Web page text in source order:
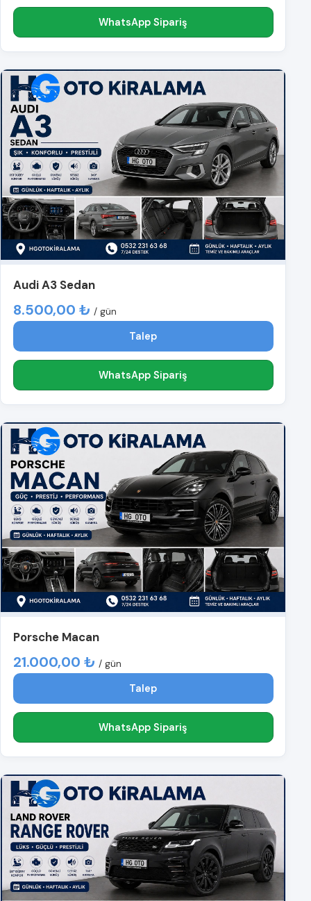
WhatsApp Sipariş
Audi A3 Sedan
8.500,00 ₺ / gün
Talep
WhatsApp Sipariş
Porsche Macan
21.000,00 ₺ / gün
Talep
WhatsApp Sipariş